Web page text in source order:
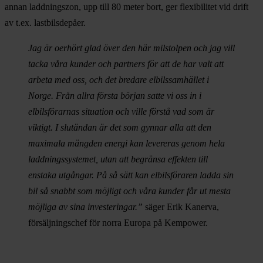
annan laddningszon, upp till 80 meter bort, ger flexibilitet vid drift
av t.ex. lastbilsdepåer.
Jag är oerhört glad över den här milstolpen och jag vill
tacka våra kunder och partners för att de har valt att
arbeta med oss, och det bredare elbilssamhället i
Norge. Från allra första början satte vi oss in i
elbilsförarnas situation och ville förstå vad som är
viktigt. I slutändan är det som gynnar alla att den
maximala mängden energi kan levereras genom hela
laddningssystemet, utan att begränsa effekten till
enstaka utgångar. På så sätt kan elbilsföraren ladda sin
bil så snabbt som möjligt och våra kunder får ut mesta
möjliga av sina investeringar.” säger Erik Kanerva,
försäljningschef för norra Europa på Kempower.